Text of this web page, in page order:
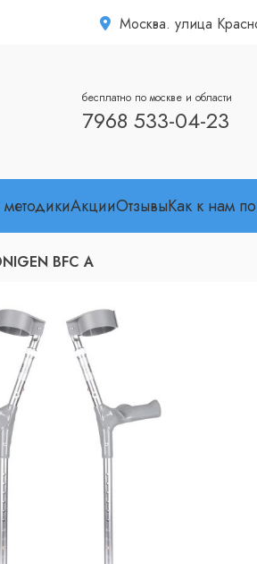
Москва. улица
бесплатно по москве и области
7968 533-04-23
АкцииОтзывыКак к нам
BFC A